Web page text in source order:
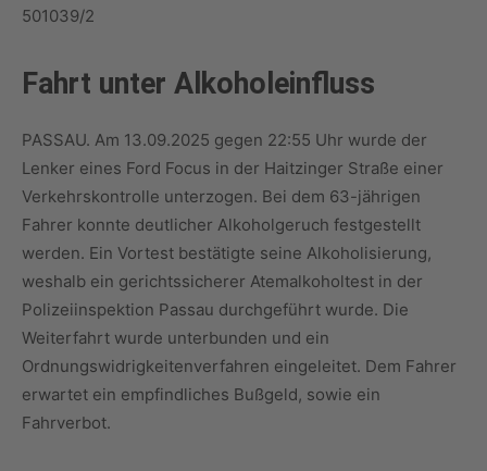
501039/2
Fahrt unter Alkoholeinfluss
PASSAU. Am 13.09.2025 gegen 22:55 Uhr wurde der
Lenker eines Ford Focus in der Haitzinger Straße einer
Verkehrskontrolle unterzogen. Bei dem 63-jährigen
Fahrer konnte deutlicher Alkoholgeruch festgestellt
werden. Ein Vortest bestätigte seine Alkoholisierung,
weshalb ein gerichtssicherer Atemalkoholtest in der
Polizeiinspektion Passau durchgeführt wurde. Die
Weiterfahrt wurde unterbunden und ein
Ordnungswidrigkeitenverfahren eingeleitet. Dem Fahrer
erwartet ein empfindliches Bußgeld, sowie ein
Fahrverbot.